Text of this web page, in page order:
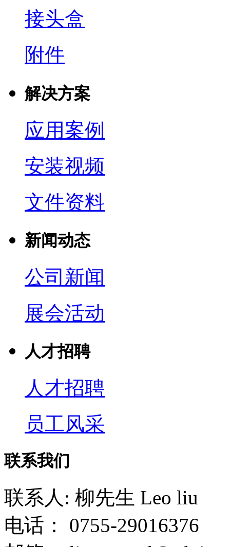
接头盒
附件
解决方案
应用案例
安装视频
文件资料
新闻动态
公司新闻
展会活动
人才招聘
人才招聘
员工风采
联系我们
联系人: 柳先生 Leo liu
电话： 0755-29016376